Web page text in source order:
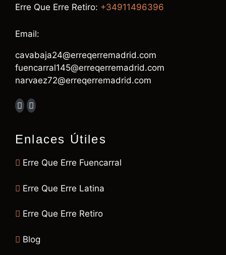
Erre Que Erre Retiro: +34911496396
Email:
cavabaja24@erreqerremadrid.com
fuencarral145@erreqerremadrid.com
narvaez72@erreqerremadrid.com
Enlaces Útiles
Erre Que Erre Fuencarral
Erre Que Erre Latina
Erre Que Erre Retiro
Blog